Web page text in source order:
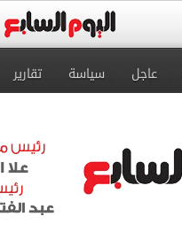
عاجل سياسة تقارير